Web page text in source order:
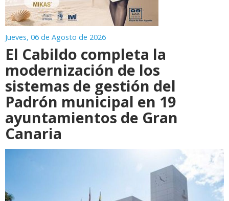
Jueves, 06 de Agosto de 2026
El Cabildo completa la
modernización de los
sistemas de gestión del
Padrón municipal en 19
ayuntamientos de Gran
Canaria